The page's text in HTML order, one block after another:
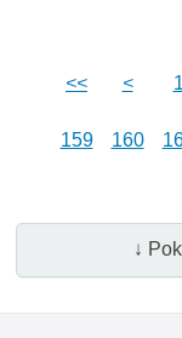
<< < 1
159 160
↓